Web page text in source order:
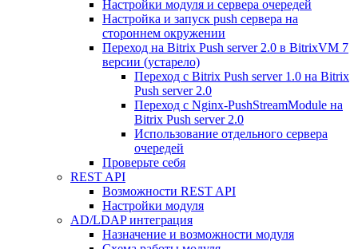
Настройки модуля и сервера очередей
Настройка и запуск push сервера на
стороннем окружении
Переход на Bitrix Push server 2.0 в BitrixVM 7
версии (устарело)
Переход с Bitrix Push server 1.0 на Bitrix
Push server 2.0
Переход с Nginx-PushStreamModule на
Bitrix Push server 2.0
Использование отдельного сервера
очередей
Проверьте себя
REST API
Возможности REST API
Настройки модуля
AD/LDAP интеграция
Назначение и возможности модуля